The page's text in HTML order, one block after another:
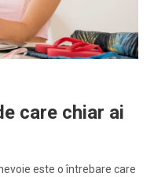
care chiar ai
este o întrebare care